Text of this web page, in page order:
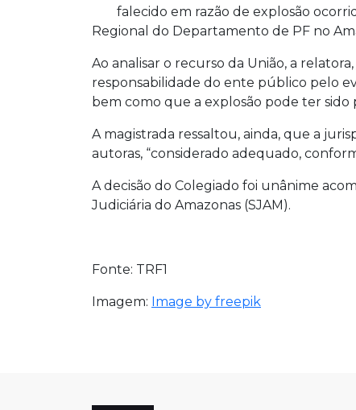
falecido em razão de explosão
Regional do Departamento de PF no
Ao analisar o recurso da União, a
responsabilidade do ente público pelo
bem como que a explosão pode ter sido
A magistrada ressaltou, ainda, que a
autoras, “considerado adequado,
A decisão do Colegiado foi unânime
Judiciária do Amazonas (SJAM).
Fonte: TRF1
Imagem: Image by freepik